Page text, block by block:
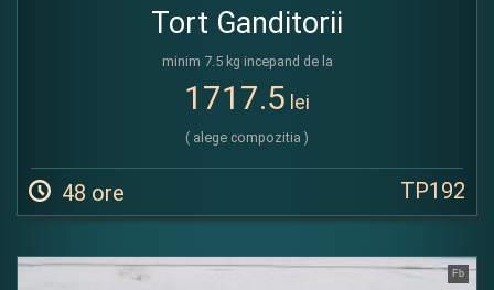
Tort Ganditorii
minim 7.5 kg incepand de la
1717.5 lei
( alege compozitia )
48 ore TP192
Fb